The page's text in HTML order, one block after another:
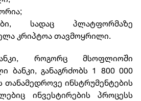
სადაც პლატფორმაზე
კრიპტოა თავმოყრილი.
როგორც მსოფლიოში
ბანკი, განაგრძობს 1 800 000
თანამედროვე ინსტრუმენტების
ინვესტირების პროცესს